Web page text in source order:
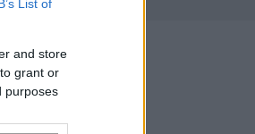
List of
and store
grant or
purposes